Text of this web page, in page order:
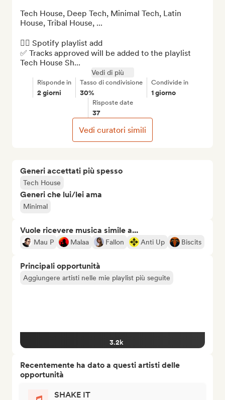
Generi accettati più spesso
Tech House
Generi che lui/lei ama
Minimal
Vuole ricevere musica simile a...
Mau P Malaa Fallon Anti Up Biscits
Principali opportunità
Aggiungere artisti nelle mie playlist più seguite
3.2k
Recentemente ha dato a questi artisti delle
opportunità
SHAKE IT
Tech House, Deep Tech, Minimal Tech, Latin
House, Tribal House, ...
👉🏼 Spotify playlist add
✅ Tracks approved will be added to the playlist
Tech House Sh...
Vedi di più
Risponde in
2 giorni
Tasso di condivisione
30%
Condivide in
1 giorno
Risposte date
37
Vedi curatori simili